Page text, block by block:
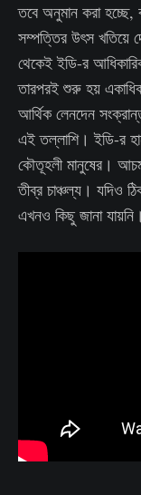
তবে অনুমান করা হচ্ছে,
সম্পত্তির উৎস খতিয়ে
থেকেই ইডি-র
তারপরই শুরু হয়
আর্থিক লেনদেন
এই তল্লাশি। ইডি-র
কৌতূহলী মানুষের।
তীব্র চাঞ্চল্য। যদিও
এখনও কিছু জানা যায়নি।